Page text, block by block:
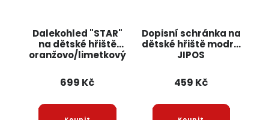
Dalekohled "STAR"
na dětské hřiště
oranžovo/limetkový
699 Kč
Dopisní schránka na
dětské hřiště modrá
JIPOS
459 Kč